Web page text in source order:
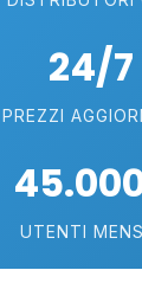
24/7
PREZZI
UTENTI